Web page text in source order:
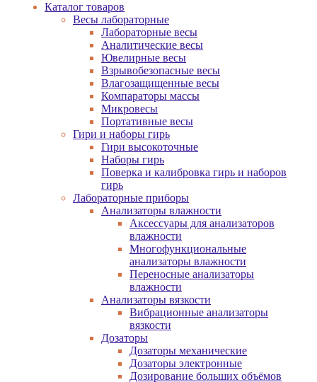
Каталог товаров
Весы лабораторные
Лабораторные весы
Аналитические весы
Ювелирные весы
Взрывобезопасные весы
Влагозащищенные весы
Компараторы массы
Микровесы
Портативные весы
Гири и наборы гирь
Гири высокоточные
Наборы гирь
Поверка и калибровка гирь и наборов
гирь
Лабораторные приборы
Анализаторы влажности
Аксессуары для анализаторов
влажности
Многофункциональные
анализаторы влажности
Переносные анализаторы
влажности
Анализаторы вязкости
Вибрационные анализаторы
вязкости
Дозаторы
Дозаторы механические
Дозаторы электронные
Дозирование больших объёмов